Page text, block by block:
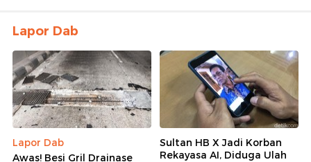
Lapor Dab
Lapor Dab
Awas! Besi Gril Drainase
Sultan HB X Jadi Korban
Rekayasa AI, Diduga Ulah